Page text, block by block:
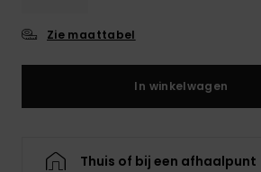
Zie maattabel
In winkelwagen
Thuis of bij een afhaalpunt